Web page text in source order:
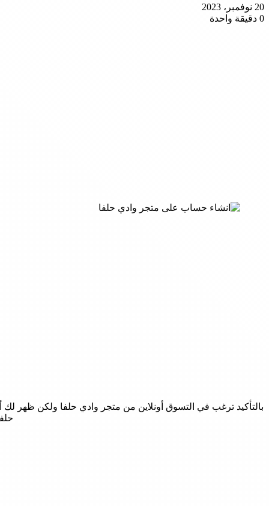
20 نوفمبر، 2023
0 دقيقة واحدة
بالتأكيد ترغب في التسوق أونلاين من متجر وادي حلفا ولكن ظهر